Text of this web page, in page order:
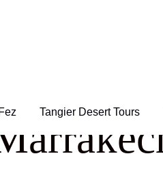
Tangier Desert Tours